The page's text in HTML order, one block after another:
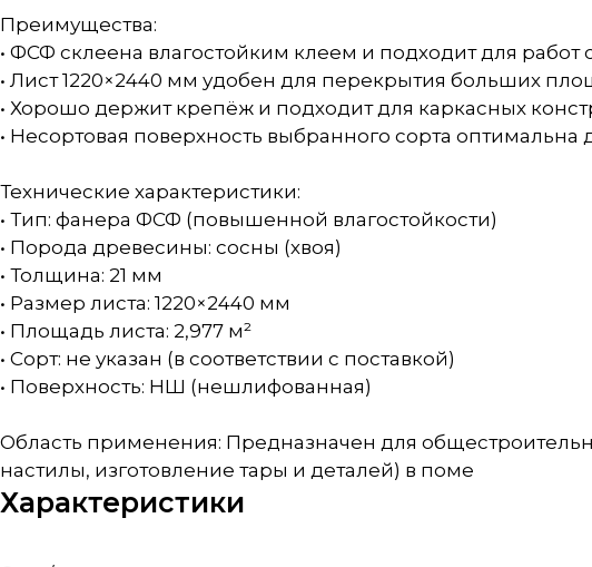
Преимущества:
• ФСФ склеена влагостойким клеем и подходит для
• Лист 1220×2440 мм удобен для перекрытия больших
• Хорошо держит крепёж и подходит для каркасных
• Несортовая поверхность выбранного сорта оптимальна
Технические характеристики:
• Тип: фанера ФСФ (повышенной влагостойкости)
• Порода древесины: сосны (хвоя)
• Толщина: 21 мм
• Размер листа: 1220×2440 мм
• Площадь листа: 2,977 м²
• Сорт: не указан (в соответствии с поставкой)
• Поверхность: НШ (нешлифованная)
Область применения: Предназначен для
настилы, изготовление тары и деталей) в поме
Характеристики